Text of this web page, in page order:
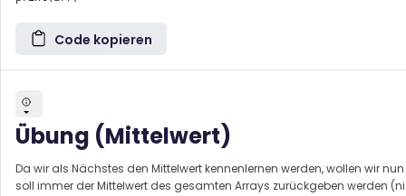
Code kopieren
Übung (Mittelwert)
Da wir als Nächstes den Mittelwert kennenlernen werden, wollen wir
soll immer der Mittelwert des gesamten Arrays zurückgeben werden